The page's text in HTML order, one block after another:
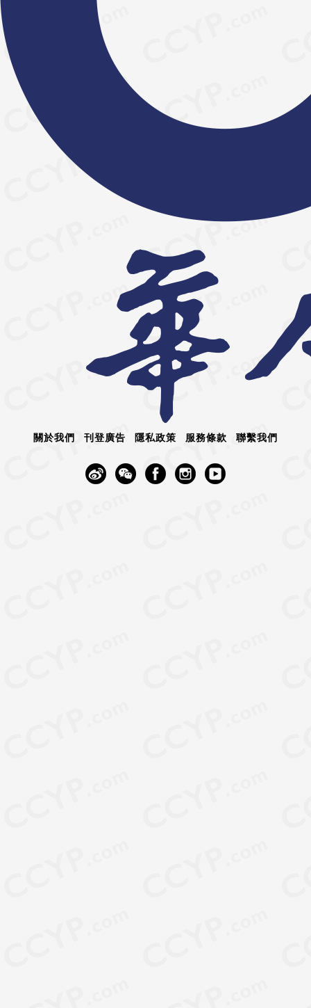
關於我們 刊登廣告 隱私政策 服務條款 聯繫我們